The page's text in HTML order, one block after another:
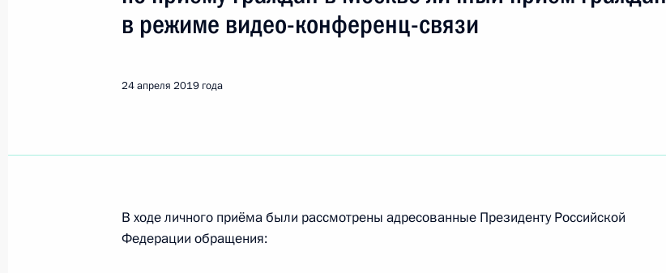
в режиме видео-конференц-связи жительницы Новгородской области,
в режиме видео-конференц-связи
24 апреля 2019 года
В ходе личного приёма были рассмотрены адресованные Президенту Российской
Федерации обращения: